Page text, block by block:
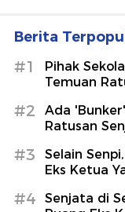
Berita
#1
Pihak
Temuan
#2
Ada
Ratusan
#3
Selain
Eks Ketua
#4
Senjata di